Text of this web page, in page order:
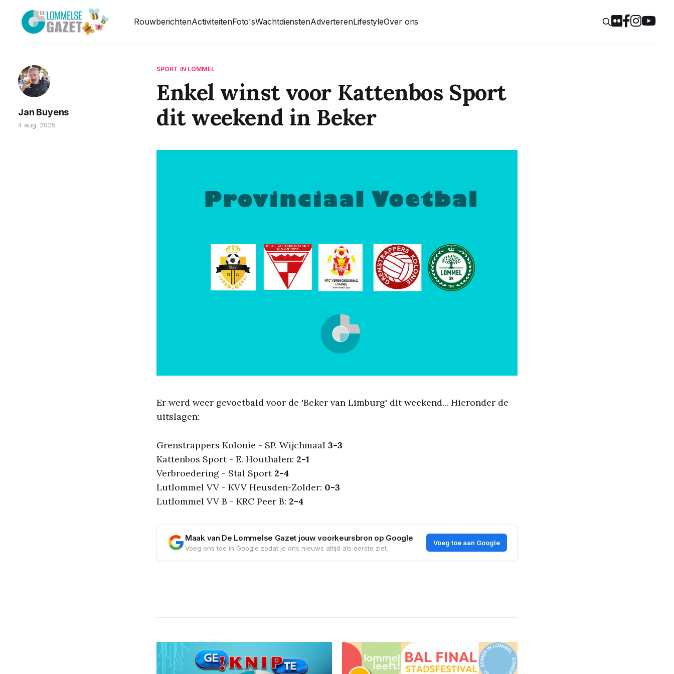
RouwberichtenActiviteitenFoto'sWachtdienstenAdverterenLifestyleOver ons
SPORT IN LOMMEL
Enkel winst voor Kattenbos Sport
dit weekend in Beker
Jan Buyens
4 aug. 2025
Er werd weer gevoetbald voor de 'Beker van Limburg' dit weekend... Hieronder de
uitslagen:
Grenstrappers Kolonie - SP. Wijchmaal 3-3
Kattenbos Sport - E. Houthalen: 2-1
Verbroedering - Stal Sport2-4
Lutlommel VV - KVV Heusden-Zolder: 0-3
Lutlommel VV B - KRC Peer B: 2-4
Maak van De Lommelse Gazet jouw voorkeursbron op Google
Voeg ons toe in Google zodat je ons nieuws altijd als eerste ziet.
Voeg toe aan Google